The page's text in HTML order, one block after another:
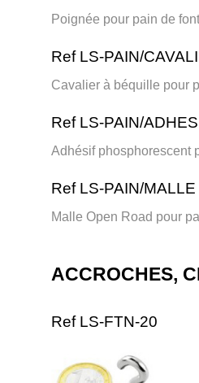
Poignée pour pain de
Ref LS-PAIN/
Cavalier à béquille pour
Ref LS-PAIN/
Adhésif phosphorescent
Ref LS-PAIN/MALLE
Malle Open Road pour
ACCROCHES,
Ref LS-FTN-20